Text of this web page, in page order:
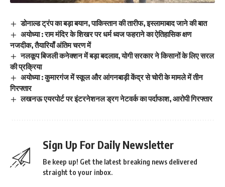
डोनाल्ड ट्रंप का बड़ा बयान, पाकिस्तान की तारीफ, इस्लामाबाद जाने की बात
अयोध्या : राम मंदिर के शिखर पर धर्म ध्वज फहराने का ऐतिहासिक क्षण
नजदीक, तैयारियाँ अंतिम चरण में
नलकूप बिजली कनेक्शन में बड़ा बदलाव, योगी सरकार ने किसानों के लिए सरल
की प्रक्रिया
अयोध्या : कुमारगंज में स्कूल और आंगनबाड़ी केंद्र से चोरी के मामले में तीन
गिरफ्तार
लखनऊ एयरपोर्ट पर इंटरनेशनल ड्रग नेटवर्क का पर्दाफाश, आरोपी गिरफ्तार
Sign Up For Daily Newsletter
Be keep up! Get the latest breaking news delivered
straight to your inbox.